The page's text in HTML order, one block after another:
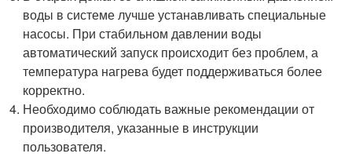
воды в системе лучше устанавливать специальные
насосы. При стабильном давлении воды
автоматический запуск происходит без проблем, а
температура нагрева будет поддерживаться более
корректно.
Необходимо соблюдать важные рекомендации от
производителя, указанные в инструкции
пользователя.